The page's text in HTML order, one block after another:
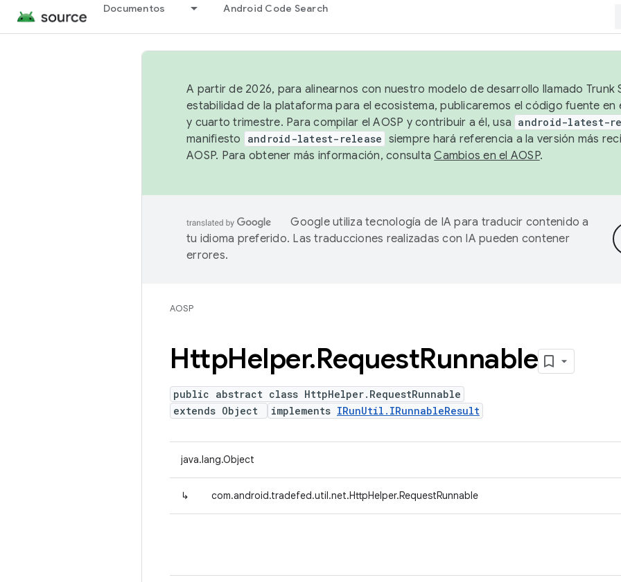
Documentos Android Code Search
A partir de 2026, para alinearnos con nuestro modelo de desarrollo llamado Trunk
estabilidad de la plataforma para el ecosistema, publicaremos el código fuente en
y cuarto trimestre. Para compilar el AOSP y contribuir a él, usa android-latest-
manifiesto android-latest-release siempre hará referencia a la versión más
AOSP. Para obtener más información, consultaCambios en el AOSP.
Google utiliza tecnología de IA para traducir contenido a
tu idioma preferido. Las traducciones realizadas con IA pueden contener
errores.
AOSP
HttpHelper.RequestRunnable
public abstract class HttpHelper.RequestRunnable
extends Object
implements IRunUtil.IRunnableResult
java.lang.Object
↳ com.android.tradefed.util.net.HttpHelper.RequestRunnable